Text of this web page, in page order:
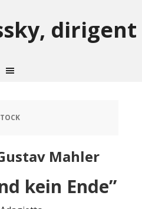
dirigent
Mahler
kein Ende”